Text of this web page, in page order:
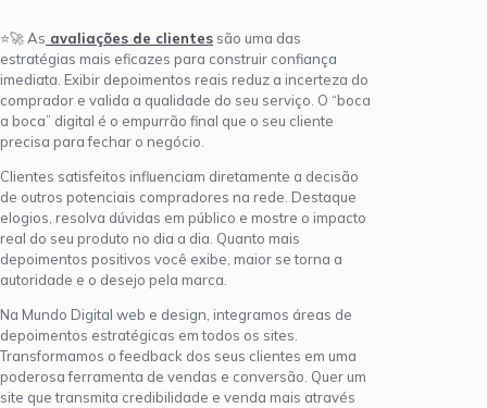
⭐🚀 As avaliações de clientes são uma das
estratégias mais eficazes para construir confiança
imediata. Exibir depoimentos reais reduz a incerteza do
comprador e valida a qualidade do seu serviço. O “boca
a boca” digital é o empurrão final que o seu cliente
precisa para fechar o negócio.
Clientes satisfeitos influenciam diretamente a decisão
de outros potenciais compradores na rede. Destaque
elogios, resolva dúvidas em público e mostre o impacto
real do seu produto no dia a dia. Quanto mais
depoimentos positivos você exibe, maior se torna a
autoridade e o desejo pela marca.
Na Mundo Digital web e design, integramos áreas de
depoimentos estratégicas em todos os sites.
Transformamos o feedback dos seus clientes em uma
poderosa ferramenta de vendas e conversão. Quer um
site que transmita credibilidade e venda mais através